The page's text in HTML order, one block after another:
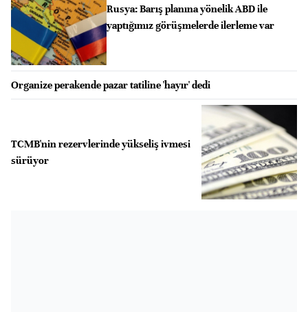
Rusya: Barış planına yönelik ABD ile
yaptığımız görüşmelerde ilerleme var
Organize perakende pazar tatiline 'hayır' dedi
TCMB'nin rezervlerinde yükseliş ivmesi
sürüyor